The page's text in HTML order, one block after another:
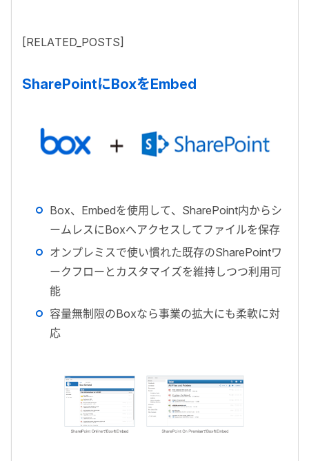
[RELATED_POSTS]
SharePointにBoxをEmbed
Box、Embedを使用して、SharePoint内からシ
ームレスにBoxへアクセスしてファイルを保存
オンプレミスで使い慣れた既存のSharePointワ
ークフローとカスタマイズを維持しつつ利用可
能
容量無制限のBoxなら事業の拡大にも柔軟に対
応